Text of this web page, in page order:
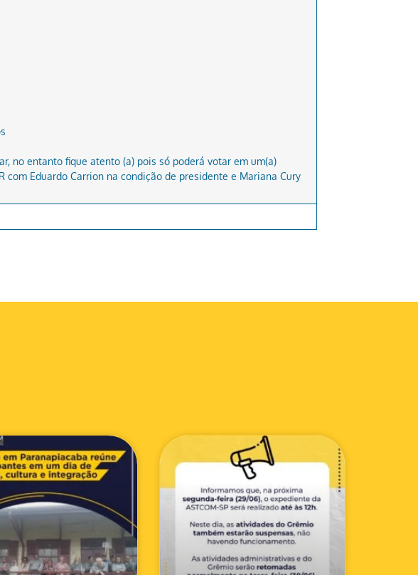
no entanto fique atento (a) pois só poderá votar em um(a)
Eduardo Carrion na condição de presidente e Mariana Cury